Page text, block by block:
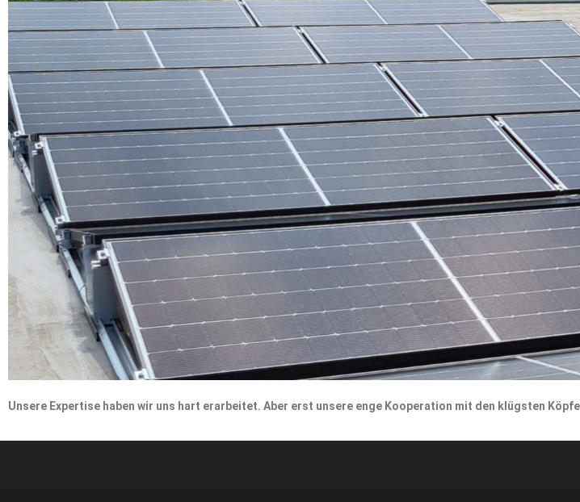
Unsere Expertise haben wir uns hart erarbeitet. Aber erst unsere enge Kooperation mit den klügsten